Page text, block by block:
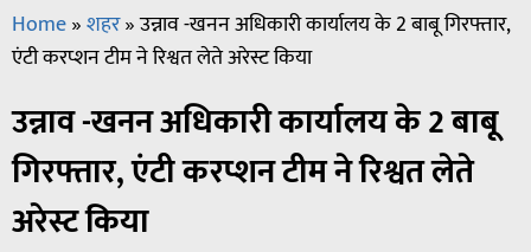
Home»शहर»उन्नाव -खनन अधिकारी कार्यालय के 2 बाबू गिरफ्तार,
एंटी करप्शन टीम ने रिश्वत लेते अरेस्ट किया
उन्नाव -खनन अधिकारी कार्यालय के 2 बाबू
गिरफ्तार, एंटी करप्शन टीम ने रिश्वत लेते
अरेस्ट किया